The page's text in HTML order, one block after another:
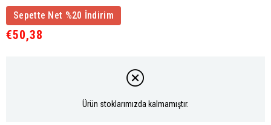
Sepette Net %20 İndirim
€50,38
Ürün stoklarımızda kalmamıştır.